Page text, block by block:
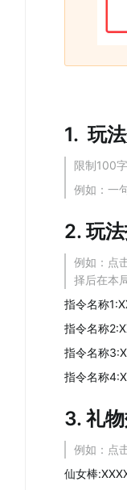
1.  玩
限制100字
例如：一
2. 玩
例如：点
择后在本
指令名称
指令名称
指令名称
指令名称
3. 礼
例如：点
仙女棒